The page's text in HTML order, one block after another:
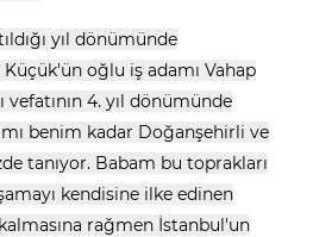
yıl dönümünde
oğlu iş adamı Vahap
4. yıl dönümünde
benim kadar Doğanşehirli ve
tanıyor. Babam bu toprakları
kendisine ilke edinen
rağmen İstanbul'un